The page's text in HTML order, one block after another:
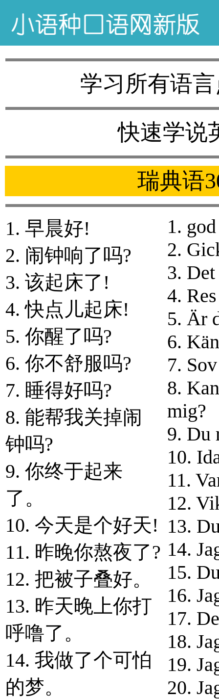
学习所有语
快速学说
瑞典语
1. 早晨好!
2. 闹钟响了吗?
3. 该起床了!
4. 快点儿起床!
5. 你醒了吗?
6. 你不舒服吗?
7. 睡得好吗?
8. 能帮我关掉闹
钟吗?
9. 你终于起来
了。
10. 今天是个好天!
11. 昨晚你熬夜了?
12. 把被子叠好。
13. 昨天晚上你打
呼噜了。
14. 我做了个可怕
的梦。
1.
2.
3.
4.
5. Är
6.
7.
8.
mig?
9. Du
10.
11.
12.
13.
14.
15.
16.
17.
18.
19.
20.